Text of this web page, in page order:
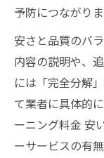
予防につながりま
安さと品質のバ
内容の説明や、
には「完全分解
て業者に具体的
ーニング料金 安
ーサービスの有